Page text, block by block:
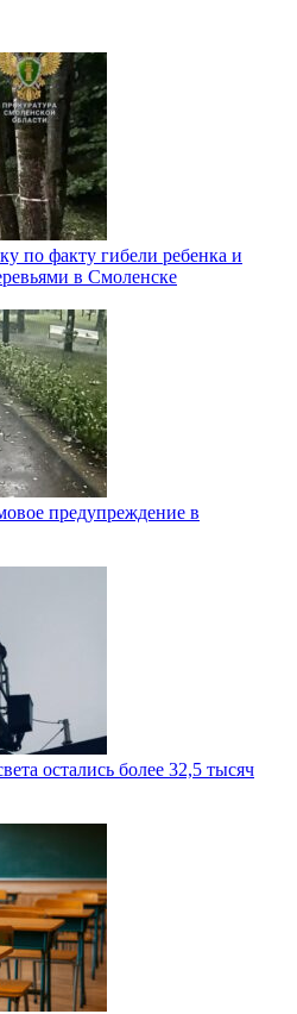
по факту гибели ребенка и
в Смоленске
предупреждение в
остались более 32,5 тысяч